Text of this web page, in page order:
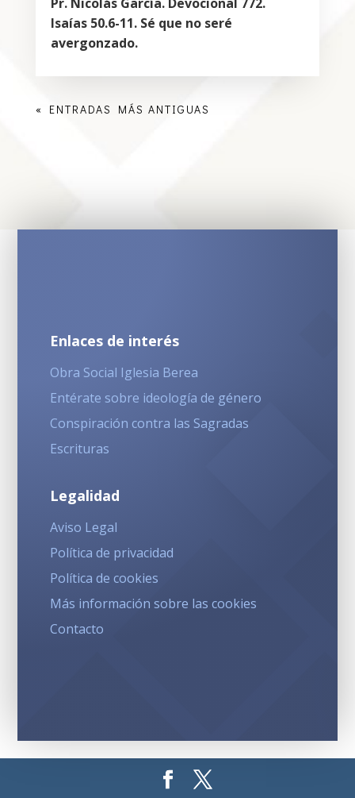
Isaías 50.6-11. Sé que no seré
avergonzado.
« ENTRADAS MÁS ANTIGUAS
Enlaces de interés
Obra Social Iglesia Berea
Entérate sobre ideología de género
Conspiración contra las Sagradas
Escrituras
Legalidad
Aviso Legal
Política de privacidad
Política de cookies
Más información sobre las cookies
Contacto